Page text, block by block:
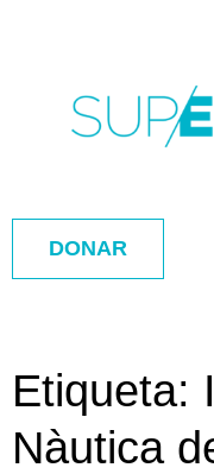
DONAR
Etiqueta:
Nàutica